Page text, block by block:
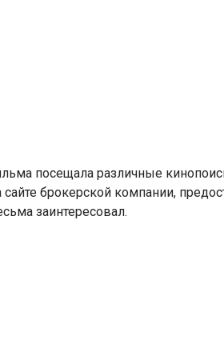
посещала различные
брокерской компании,
заинтересовал.